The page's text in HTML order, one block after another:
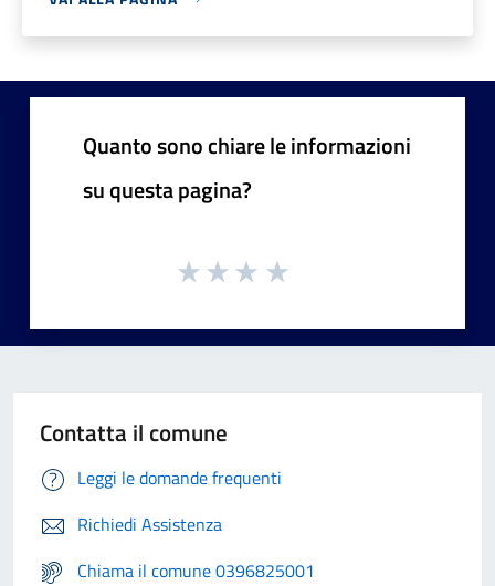
Quanto sono chiare le informazioni
su questa pagina?
Contatta il comune
Leggi le domande frequenti
Richiedi Assistenza
Chiama il comune 0396825001